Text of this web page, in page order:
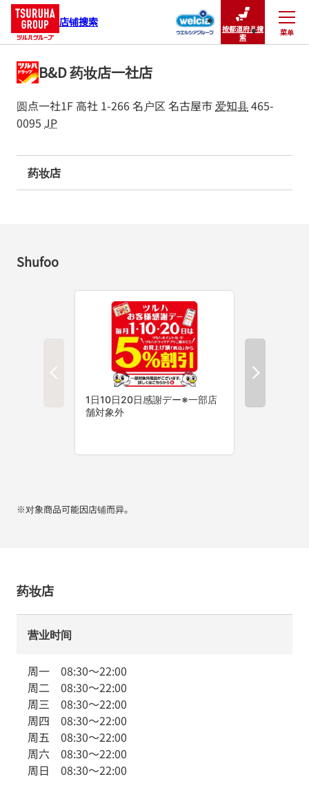
店铺搜索
按都道府县搜
索
菜单
关闭
B&D 药妆店一社店
圆点一社1F 高社 1-266名户区名古屋市爱知县465-
0095 JP
药妆店
Shufoo
※对象商品可能因店铺而异。
药妆店
营业时间
周一 08:30～22:00
周二 08:30～22:00
周三 08:30～22:00
周四 08:30～22:00
周五 08:30～22:00
周六 08:30～22:00
周日 08:30～22:00